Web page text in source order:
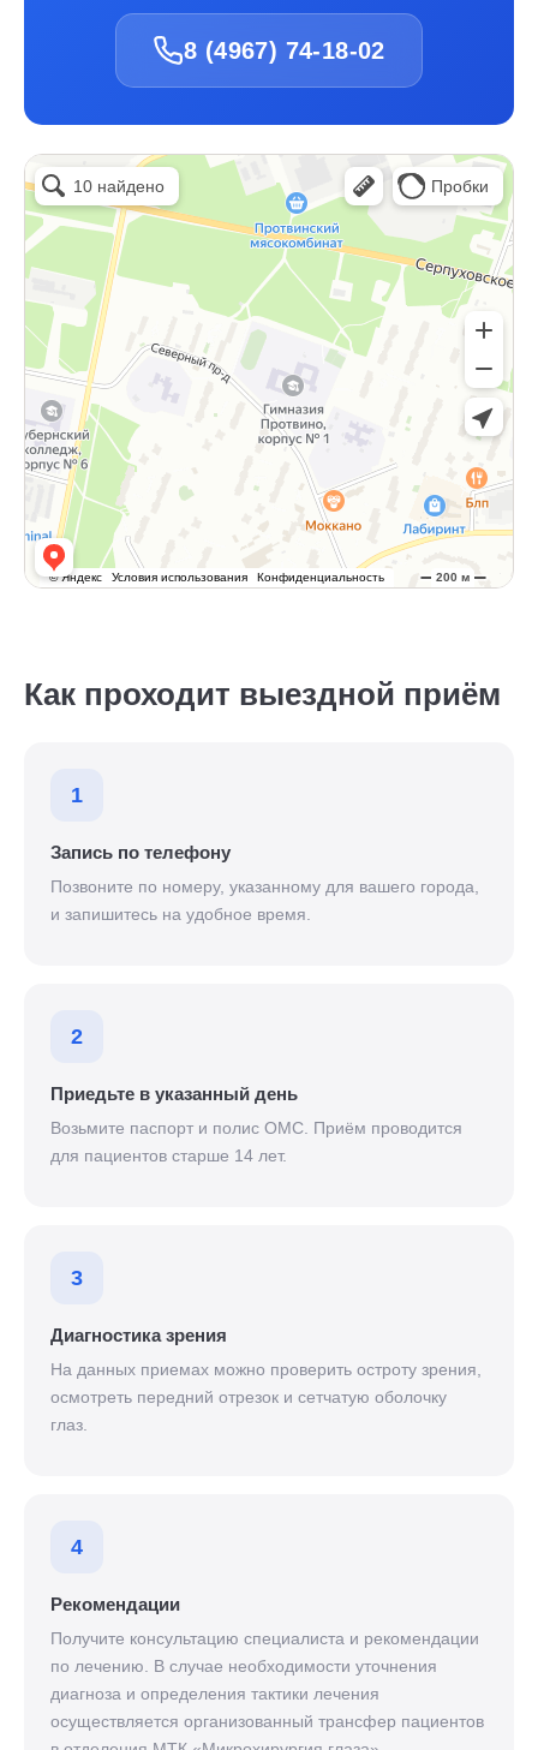
8 (4967) 74-18-02
Как проходит выездной приём
1
Запись по телефону
Позвоните по номеру, указанному для вашего города,
и запишитесь на удобное время.
2
Приедьте в указанный день
Возьмите паспорт и полис ОМС. Приём проводится
для пациентов старше 14 лет.
3
Диагностика зрения
На данных приемах можно проверить остроту зрения,
осмотреть передний отрезок и сетчатую оболочку
глаз.
4
Рекомендации
Получите консультацию специалиста и рекомендации
по лечению. В случае необходимости уточнения
диагноза и определения тактики лечения
осуществляется организованный трансфер пациентов